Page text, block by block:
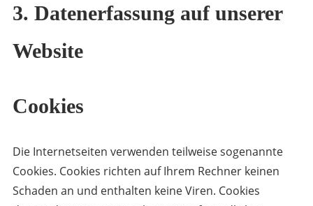
3. Datenerfassung auf unserer
Website
Cookies
Die Internetseiten verwenden teilweise sogenannte
Cookies. Cookies richten auf Ihrem Rechner keinen
Schaden an und enthalten keine Viren. Cookies